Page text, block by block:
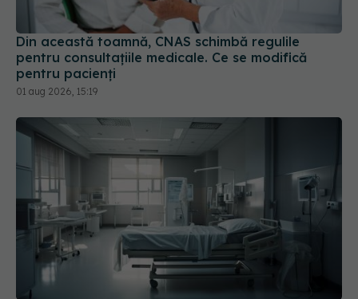
Din această toamnă, CNAS schimbă regulile
pentru consultațiile medicale. Ce se modifică
pentru pacienți
01 aug 2026, 15:19